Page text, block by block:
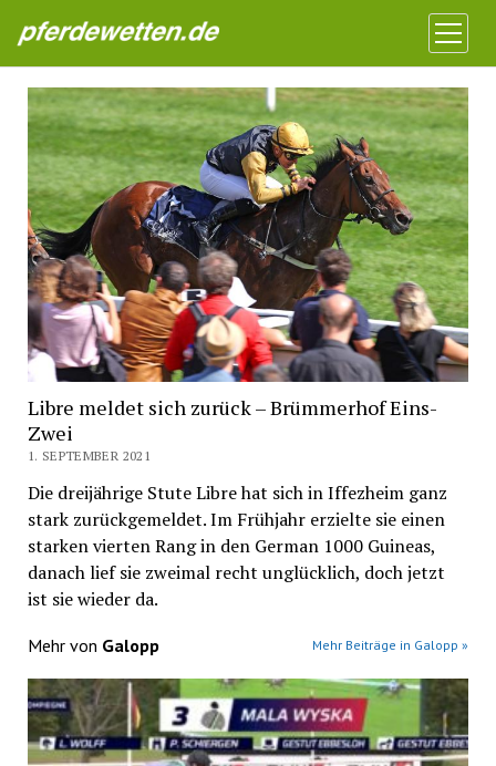
Pferdewetten News
Menü
öffnen
Libre meldet sich zurück – Brümmerhof Eins-
Zwei
1. SEPTEMBER 2021
Die dreijährige Stute Libre hat sich in Iffezheim ganz
stark zurückgemeldet. Im Frühjahr erzielte sie einen
starken vierten Rang in den German 1000 Guineas,
danach lief sie zweimal recht unglücklich, doch jetzt
ist sie wieder da.
Mehr von Galopp Mehr Beiträge in Galopp »